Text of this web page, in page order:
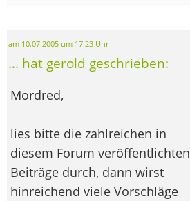
am 10.07.2005 um 17:23 Uhr
... hat gerold geschrieben:
Mordred,
lies bitte die zahlreichen in
diesem Forum veröffentlichten
Beiträge durch, dann wirst
hinreichend viele Vorschläge